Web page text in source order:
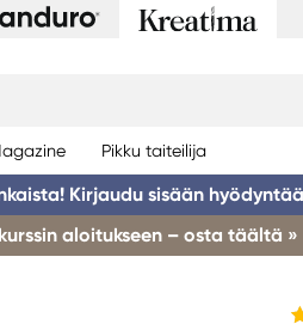
Pikku taiteilija
Kirjaudu sisään
aloitukseen – osta täältä »